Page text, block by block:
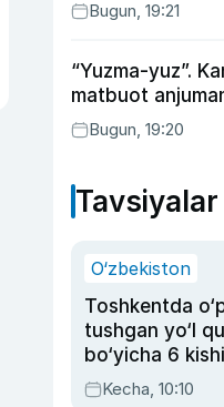
Bugun, 19:21
“Yuzma-yuz”.
matbuot
Bugun, 19:20
Tavsiyalar
O‘zbekiston
Toshkentda
tushgan yo‘l
bo‘yicha 6
hukmi o‘qildi
Kecha, 10:10